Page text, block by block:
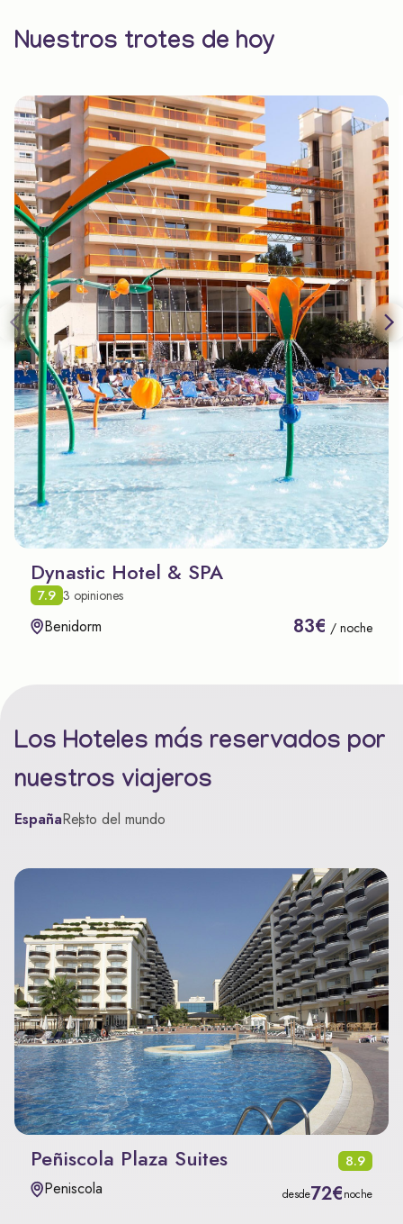
Nuestros trotes de hoy
Dynastic Hotel & SPA
7.9 3 opiniones
Benidorm 83€ / noche
Los Hoteles más reservados por
nuestros viajeros
EspañaResto del mundo
Peñiscola Plaza Suites 8.9
Peniscola desde72€noche